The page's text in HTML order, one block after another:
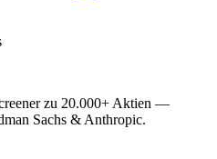
zu 20.000+ Aktien —
Sachs & Anthropic.